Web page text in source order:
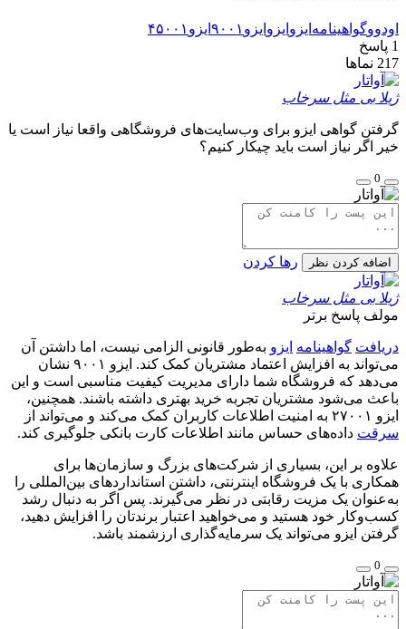
اودووگواهینامه‌ایزو ایزو ایزو‌۹۰۰۱
ایزو‌۴۵۰۰۱
1 پاسخ
217 نماها
ژیلا بی مثل سرخاب
گرفتن گواهی ایزو برای وب‌سایت‌های فروشگاهی واقعا نیاز است یا
خیر اگر نیاز است باید چیکار کنیم؟
0
اضافه کردن نظر رها کردن
ژیلا بی مثل سرخاب
مولف پاسخ برتر
دریافت گواهینامه ایزو به‌طور قانونی الزامی نیست، اما داشتن آن
می‌تواند به افزایش اعتماد مشتریان کمک کند. ایزو ۹۰۰۱ نشان
می‌دهد که فروشگاه شما دارای مدیریت کیفیت مناسبی است و این
باعث می‌شود مشتریان تجربه خرید بهتری داشته باشند. همچنین،
ایزو ۲۷۰۰۱ به امنیت اطلاعات کاربران کمک می‌کند و می‌تواند از
سرقت داده‌های حساس مانند اطلاعات کارت بانکی جلوگیری کند.
علاوه بر این، بسیاری از شرکت‌های بزرگ و سازمان‌ها برای
همکاری با یک فروشگاه اینترنتی، داشتن استانداردهای بین‌المللی را
به‌عنوان یک مزیت رقابتی در نظر می‌گیرند. پس اگر به دنبال رشد
کسب‌وکار خود هستید و می‌خواهید اعتبار برندتان را افزایش دهید،
گرفتن ایزو می‌تواند یک سرمایه‌گذاری ارزشمند باشد.
0